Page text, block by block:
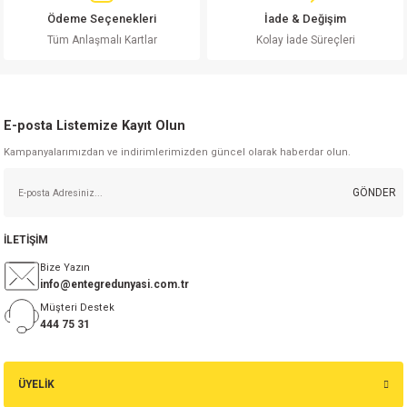
Ödeme Seçenekleri
Tüm Anlaşmalı Kartlar
İade & Değişim
Kolay İade Süreçleri
E-posta Listemize Kayıt Olun
Kampanyalarımızdan ve indirimlerimizden güncel olarak haberdar olun.
GÖNDER
ÜYELİK
İLETİŞİM
Bize Yazın
info@entegredunyasi.com.tr
Müşteri Destek
444 75 31